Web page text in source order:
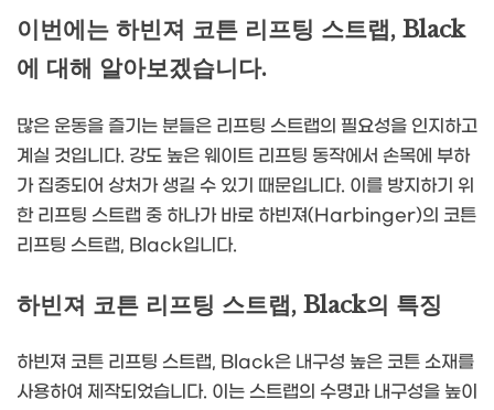
이번에는 하빈져 코튼 리프팅 스트랩, Black
에 대해 알아보겠습니다.
많은 운동을 즐기는 분들은 리프팅 스트랩의 필요성을 인지하고
계실 것입니다. 강도 높은 웨이트 리프팅 동작에서 손목에 부하
가 집중되어 상처가 생길 수 있기 때문입니다. 이를 방지하기 위
한 리프팅 스트랩 중 하나가 바로 하빈져(Harbinger)의 코튼
리프팅 스트랩, Black입니다.
하빈져 코튼 리프팅 스트랩, Black의 특징
하빈져 코튼 리프팅 스트랩, Black은 내구성 높은 코튼 소재를
사용하여 제작되었습니다. 이는 스트랩의 수명과 내구성을 높이